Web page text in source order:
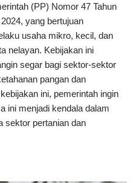
(PP) Nomor 47 Tahun
yang bertujuan
usaha mikro, kecil, dan
nelayan. Kebijakan ini
segar bagi sektor-sektor
pangan dan
ini, pemerintah ingin
ini menjadi kendala dalam
sektor pertanian dan